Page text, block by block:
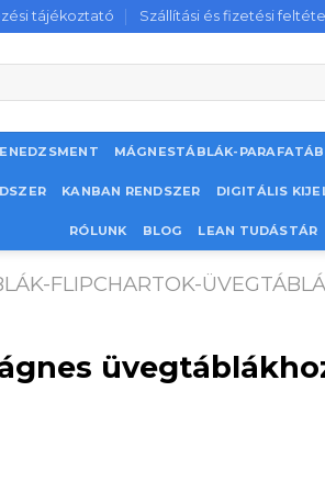
tájékoztató Szállítási és fizetési
MÁGNESTÁBLÁK-
KANBAN RENDSZER DIGITÁLIS
RÓLUNK BLOG LEAN TUDÁSTÁR
FLIPCHARTOK-